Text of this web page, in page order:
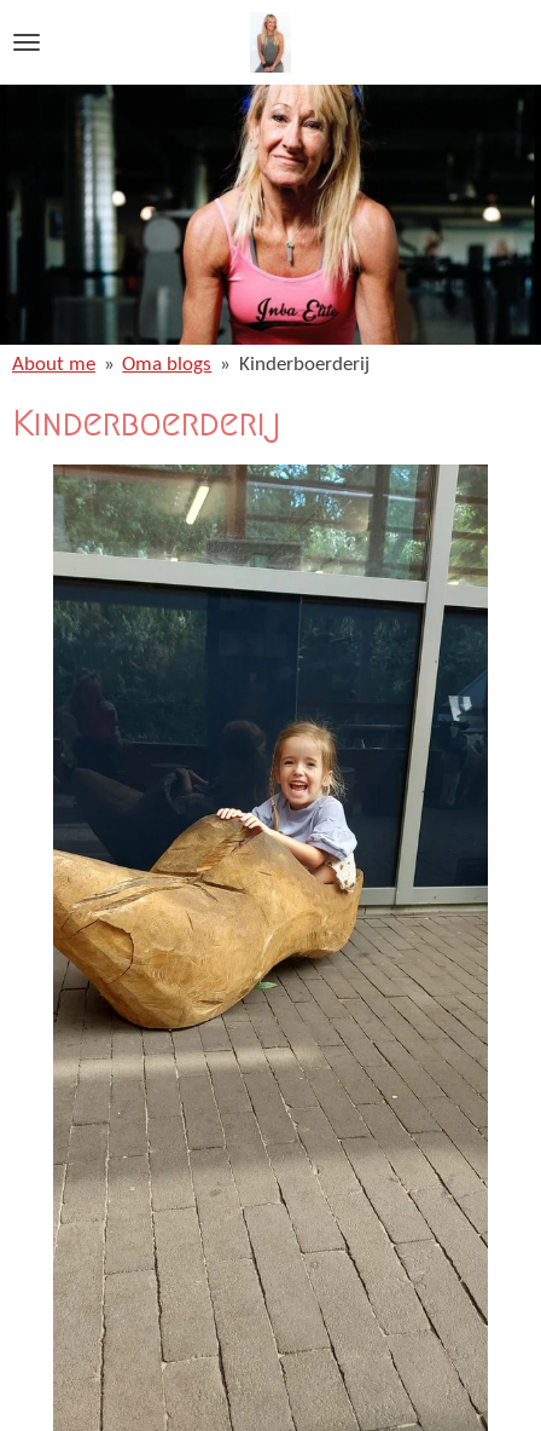
direct
naar
hoofdinhoud
About me » Oma blogs » Kinderboerderij
Kinderboerderij